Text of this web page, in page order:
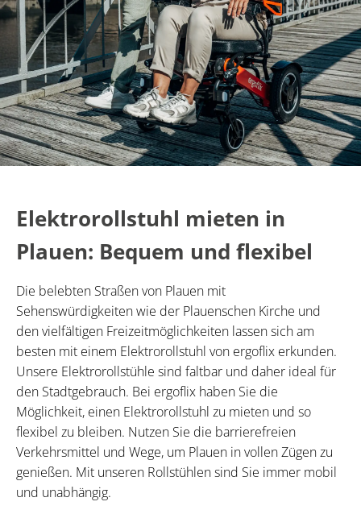
Elektrorollstuhl mieten in
Plauen: Bequem und flexibel
Die belebten Straßen von Plauen mit
Sehenswürdigkeiten wie der Plauenschen Kirche und
den vielfältigen Freizeitmöglichkeiten lassen sich am
besten mit einem Elektrorollstuhl von ergoflix erkunden.
Unsere Elektrorollstühle sind faltbar und daher ideal für
den Stadtgebrauch. Bei ergoflix haben Sie die
Möglichkeit, einen Elektrorollstuhl zu mieten und so
flexibel zu bleiben. Nutzen Sie die barrierefreien
Verkehrsmittel und Wege, um Plauen in vollen Zügen zu
genießen. Mit unseren Rollstühlen sind Sie immer mobil
und unabhängig.